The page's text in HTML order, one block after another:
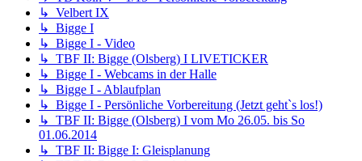
↳ Velbert IX
↳ Bigge I
↳ Bigge I - Video
↳ TBF II: Bigge (Olsberg) I LIVETICKER
↳ Bigge I - Webcams in der Halle
↳ Bigge I - Ablaufplan
↳ Bigge I - Persönliche Vorbereitung (Jetzt geht`s los!)
↳ TBF II: Bigge (Olsberg) I vom Mo 26.05. bis So
01.06.2014
↳ TBF II: Bigge I: Gleisplanung